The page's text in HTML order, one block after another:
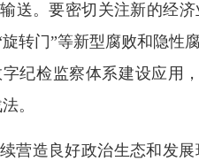
送。要密切关注新的经
转门”等新型腐败和隐性
纪检监察体系建设应用
。
营造良好政治生态和发